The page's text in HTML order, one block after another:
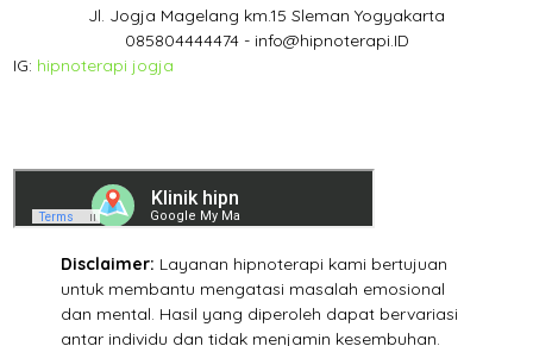
Jl. Jogja Magelang km.15 Sleman Yogyakarta
085804444474 - info@hipnoterapi.ID
IG: hipnoterapi jogja
Disclaimer: Layanan hipnoterapi kami bertujuan
untuk membantu mengatasi masalah emosional
dan mental. Hasil yang diperoleh dapat bervariasi
antar individu dan tidak menjamin kesembuhan.